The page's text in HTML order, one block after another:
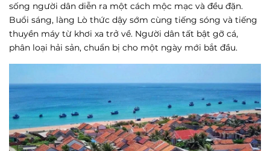
sống người dân diễn ra một cách mộc mạc và đều đặn.
Buổi sáng, làng Lò thức dậy sớm cùng tiếng sóng và tiếng
thuyền máy từ khơi xa trở về. Người dân tất bật gỡ cá,
phân loại hải sản, chuẩn bị cho một ngày mới bắt đầu.